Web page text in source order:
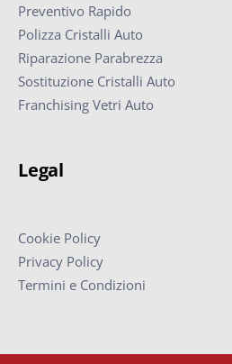
Preventivo Rapido
Polizza Cristalli Auto
Riparazione Parabrezza
Sostituzione Cristalli Auto
Franchising Vetri Auto
Legal
Cookie Policy
Privacy Policy
Termini e Condizioni